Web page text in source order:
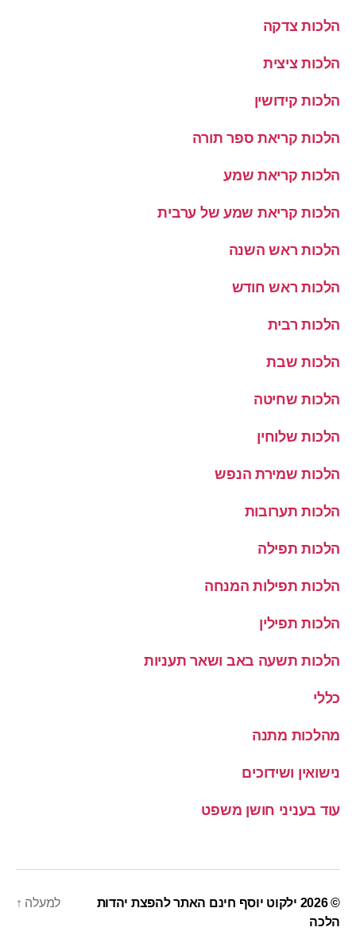
הלכות צדקה
הלכות ציצית
הלכות קידושין
הלכות קריאת ספר תורה
הלכות קריאת שמע
הלכות קריאת שמע של ערבית
הלכות ראש השנה
הלכות ראש חודש
הלכות רבית
הלכות שבת
הלכות שחיטה
הלכות שלוחין
הלכות שמירת הנפש
הלכות תערובות
הלכות תפילה
הלכות תפילות המנחה
הלכות תפילין
הלכות תשעה באב ושאר תעניות
כללי
מהלכות מתנה
נישואין ושידוכים
עוד בעניני חושן משפט
© 2026
ילקוט יוסף חינם האתר להפצת יהדות
הלכה
למעלה ↑